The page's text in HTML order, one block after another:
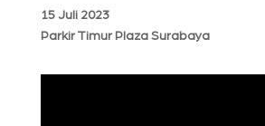
15 Juli 2023
Parkir Timur Plaza Surabaya